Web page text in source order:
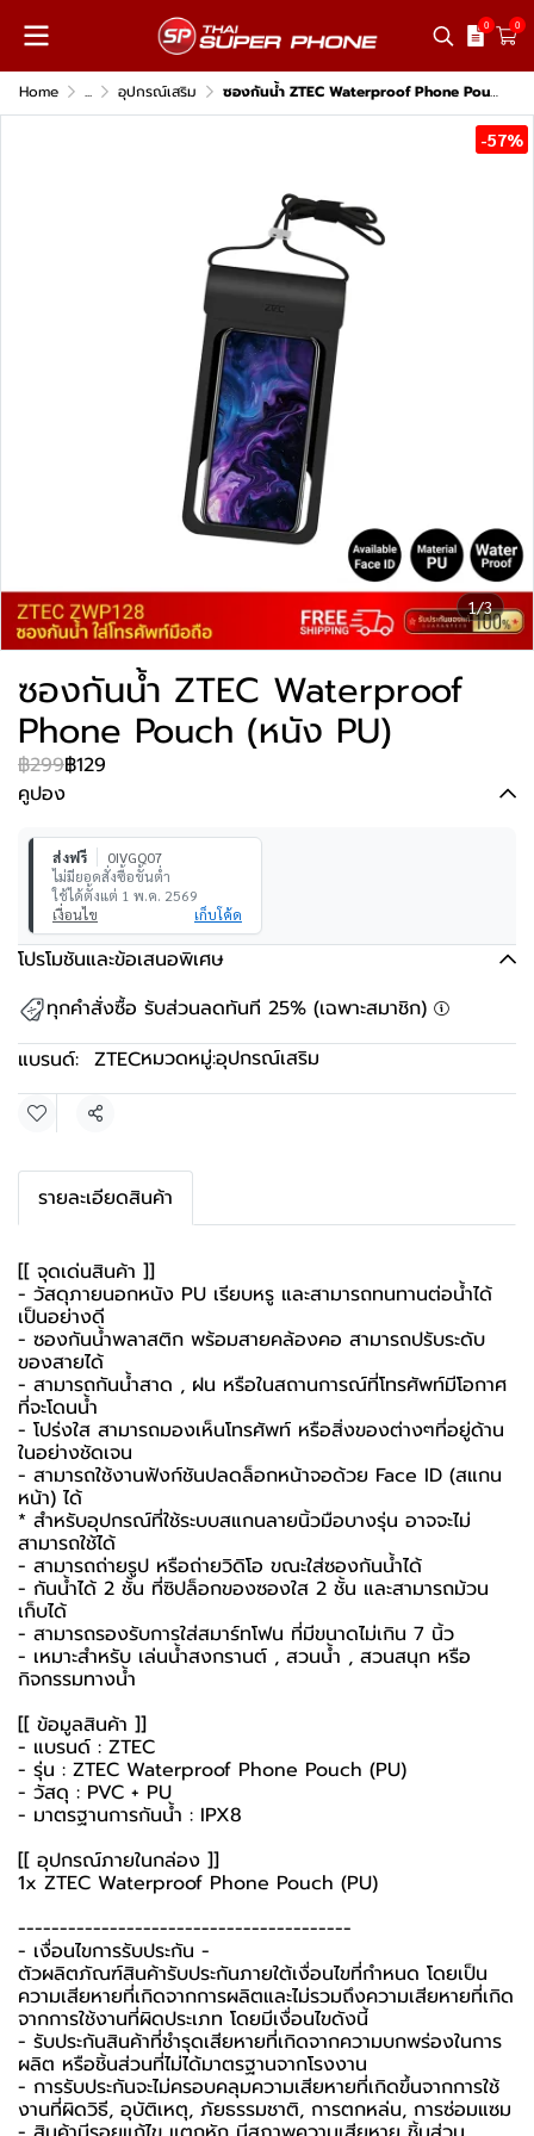
0 0
Home ... อุปกรณ์เสริม ซองกันน้ำ ZTEC Waterproof Phone Pouch (หนัง PU)
1/3
-57%
ซองกันน้ำ ZTEC Waterproof
Phone Pouch (หนัง PU)
฿299฿129
คูปอง
ส่งฟรี
0IVGQ07
ไม่มียอดสั่งซื้อขั้นต่ำ
ใช้ได้ตั้งแต่ 1 พ.ค. 2569
เงื่อนไข
เก็บโค้ด
โปรโมชันและข้อเสนอพิเศษ
ทุกคำสั่งซื้อ รับส่วนลดทันที 25% (เฉพาะสมาชิก)
แบรนด์: ZTECหมวดหมู่:อุปกรณ์เสริม
แชร์
รายละเอียดสินค้า
[[ จุดเด่นสินค้า ]]
- วัสดุภายนอกหนัง PU เรียบหรู และสามารถทนทานต่อน้ำได้
เป็นอย่างดี
- ซองกันน้ำพลาสติก พร้อมสายคล้องคอ สามารถปรับระดับ
ของสายได้
- สามารถกันน้ำสาด , ฝน หรือในสถานการณ์ที่โทรศัพท์มีโอกาศ
ที่จะโดนน้ำ
- โปร่งใส สามารถมองเห็นโทรศัพท์ หรือสิ่งของต่างๆที่อยู่ด้าน
ในอย่างชัดเจน
- สามารถใช้งานฟังก์ชันปลดล็อกหน้าจอด้วย Face ID (สแกน
หน้า) ได้
* สำหรับอุปกรณ์ที่ใช้ระบบสแกนลายนิ้วมือบางรุ่น อาจจะไม่
สามารถใช้ได้
- สามารถถ่ายรูป หรือถ่ายวิดิโอ ขณะใส่ซองกันน้ำได้
- กันน้ำได้ 2 ชั้น ที่ซิปล็อกของซองใส 2 ชั้น และสามารถม้วน
เก็บได้
- สามารถรองรับการใส่สมาร์ทโฟน ที่มีขนาดไม่เกิน 7 นิ้ว
- เหมาะสำหรับ เล่นน้ำสงกรานต์ , สวนน้ำ , สวนสนุก หรือ
กิจกรรมทางน้ำ
[[ ข้อมูลสินค้า ]]
- แบรนด์ : ZTEC
- รุ่น : ZTEC Waterproof Phone Pouch (PU)
- วัสดุ : PVC + PU
- มาตรฐานการกันน้ำ : IPX8
[[ อุปกรณ์ภายในกล่อง ]]
1x ZTEC Waterproof Phone Pouch (PU)
----------------------------------------
-️ เงื่อนไขการรับประกัน -️
ตัวผลิตภัณฑ์สินค้ารับประกันภายใต้เงื่อนไขที่กำหนด โดยเป็น
ความเสียหายที่เกิดจากการผลิตและไม่รวมถึงความเสียหายที่เกิด
จากการใช้งานที่ผิดประเภท โดยมีเงื่อนไขดังนี้
- รับประกันสินค้าที่ชำรุดเสียหายที่เกิดจากความบกพร่องในการ
ผลิต หรือชิ้นส่วนที่ไม่ได้มาตรฐานจากโรงงาน
- การรับประกันจะไม่ครอบคลุมความเสียหายที่เกิดขึ้นจากการใช้
งานที่ผิดวิธี, อุบัติเหตุ, ภัยธรรมชาติ, การตกหล่น, การซ่อมแซม